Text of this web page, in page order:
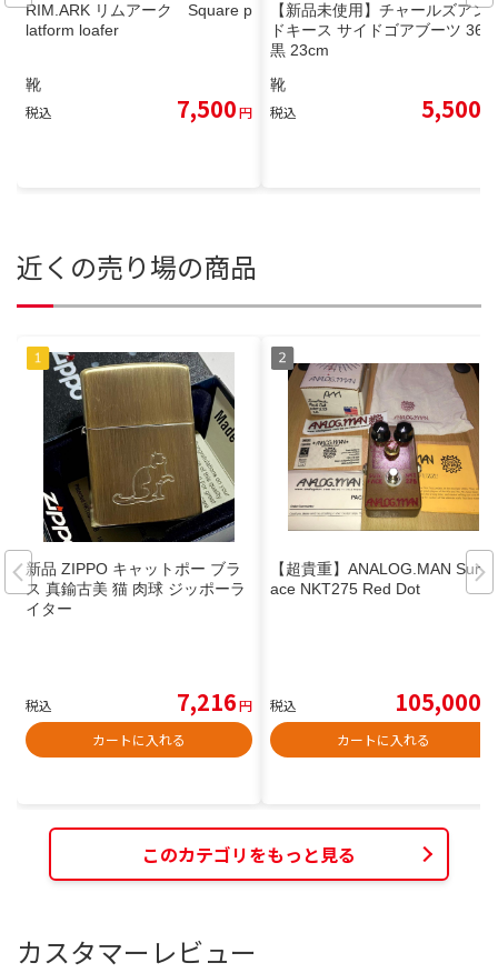
RIM.ARK リムアーク Square p
latform loafer
靴
税込 7,500円
【新品未使用】チャールズアン
ドキース サイドゴアブーツ 36
黒 23cm
靴
税込 5,500
近くの売り場の商品
新品 ZIPPO キャットポー ブラ
ス 真鍮古美 猫 肉球 ジッポーラ
イター
税込 7,216円
カートに入れる
【超貴重】ANALOG.MAN SunF
ace NKT275 Red Dot
税込 105,000
カートに入れる
このカテゴリをもっと見る
カスタマーレビュー